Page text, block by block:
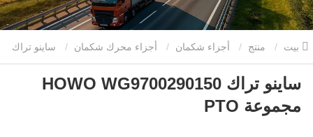
منتج أجزاء شكمان أجزاء محرك شكمان ساينو تراك
HOWO WG9700290150 مجموعة PTOساينو تراك HOWO WG9700290150
مجموعة PTO